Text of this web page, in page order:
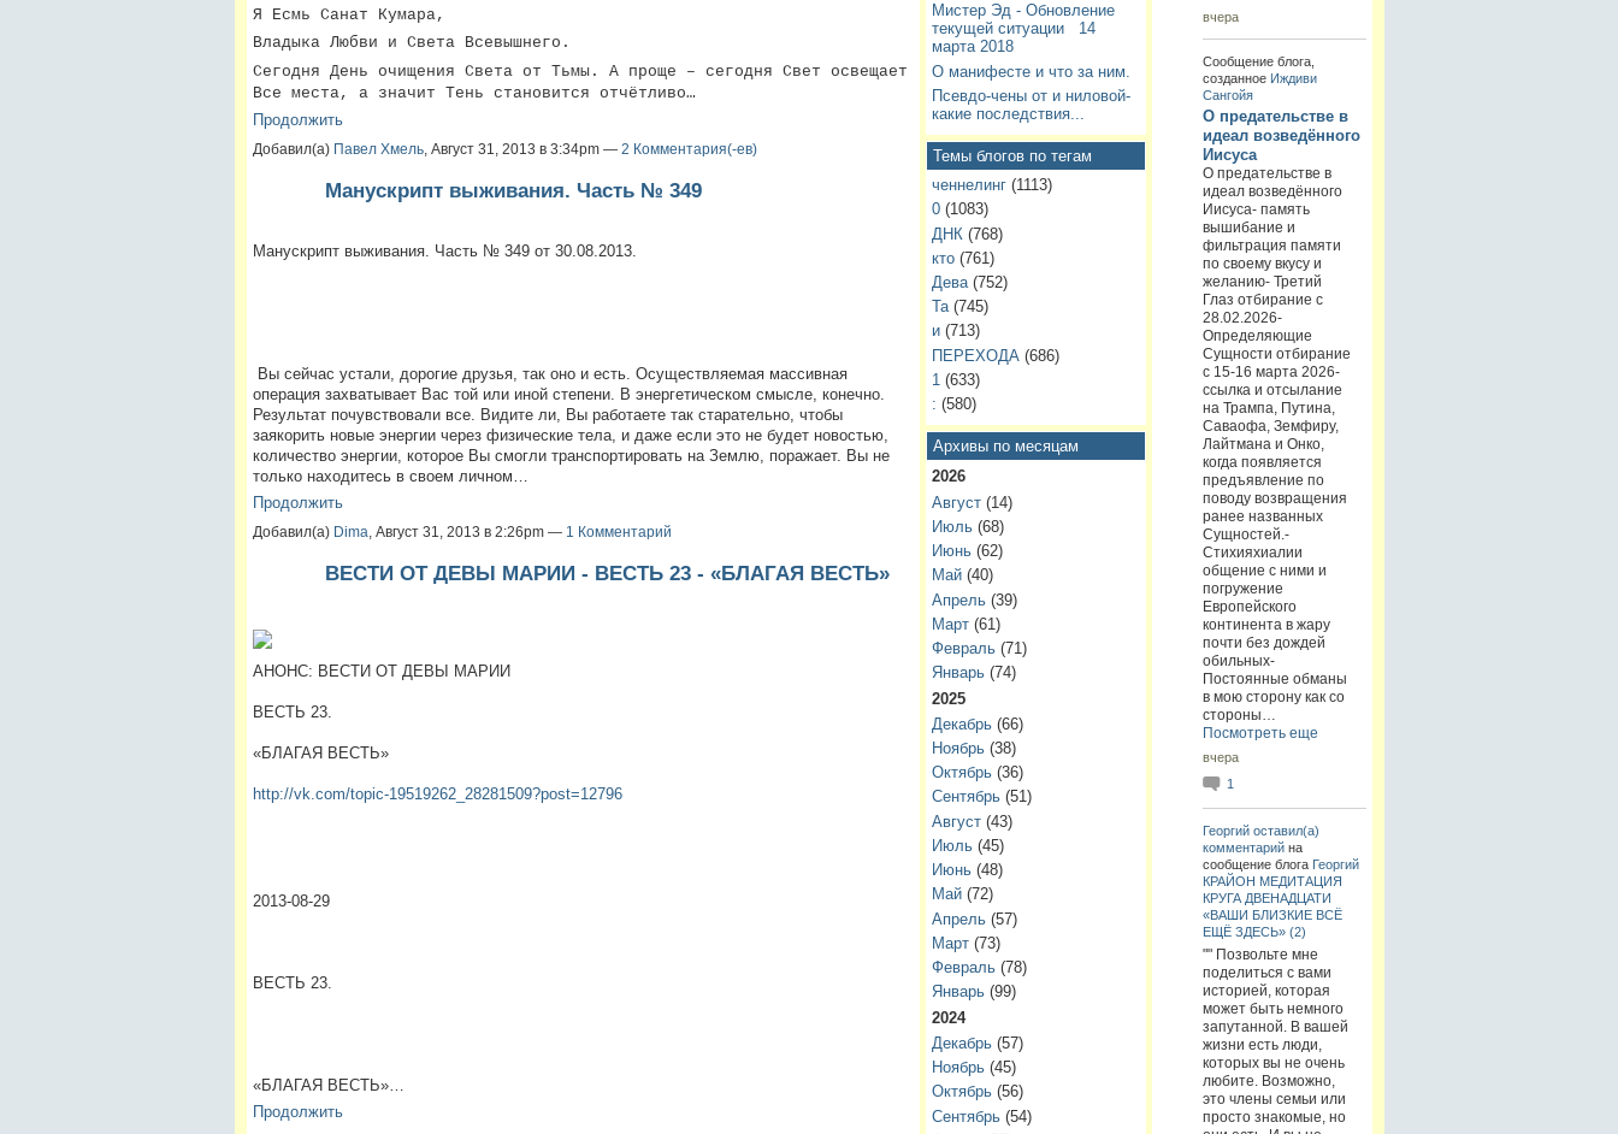
Я Есмь Санат Кумара,
Владыка Любви и Света Всевышнего.
Сегодня День очищения Света от Тьмы. А проще – сегодня Свет освещает
Все места, а значит Тень становится отчётливо…
Продолжить
Добавил(а) Павел Хмель, Август 31, 2013 в 3:34pm — 2 Комментария(-ев)
Манускрипт выживания. Часть № 349
Манускрипт выживания. Часть № 349 от 30.08.2013.
Вы сейчас устали, дорогие друзья, так оно и есть. Осуществляемая массивная
операция захватывает Вас той или иной степени. В энергетическом смысле, конечно.
Результат почувствовали все. Видите ли, Вы работаете так старательно, чтобы
заякорить новые энергии через физические тела, и даже если это не будет новостью,
количество энергии, которое Вы смогли транспортировать на Землю, поражает. Вы не
только находитесь в своем личном…
Продолжить
Добавил(а) Dima, Август 31, 2013 в 2:26pm — 1 Комментарий
ВЕСТИ ОТ ДЕВЫ МАРИИ - ВЕСТЬ 23 - «БЛАГАЯ ВЕСТЬ»
АНОНС: ВЕСТИ ОТ ДЕВЫ МАРИИ
ВЕСТЬ 23.
«БЛАГАЯ ВЕСТЬ»
http://vk.com/topic-19519262_28281509?post=12796
2013-08-29
ВЕСТЬ 23.
«БЛАГАЯ ВЕСТЬ»…
Продолжить
Мистер Эд - Обновление
текущей ситуации 14
марта 2018
О манифесте и что за ним.
Псевдо-чены от и ниловой-
какие последствия...
Темы блогов по тегам
ченнелинг(1113)
0(1083)
ДНК (768)
кто(761)
Дева(752)
Та(745)
и(713)
ПЕРЕХОДА (686)
1 (633)
: (580)
Архивы по месяцам
2026
Август(14)
Июль(68)
Июнь(62)
Май(40)
Апрель(39)
Март(61)
Февраль(71)
Январь(74)
2025
Декабрь(66)
Ноябрь(38)
Октябрь(36)
Сентябрь(51)
Август(43)
Июль(45)
Июнь(48)
Май(72)
Апрель(57)
Март(73)
Февраль(78)
Январь(99)
2024
Декабрь(57)
Ноябрь(45)
Октябрь(56)
Сентябрь(54)
вчера
Сообщение блога,
созданное Иждиви
Сангойя
О предательстве в
идеал возведённого
Иисуса
О предательстве в
идеал возведённого
Иисуса- память
вышибание и
фильтрация памяти
по своему вкусу и
желанию- Третий
Глаз отбирание с
28.02.2026-
Определяющие
Сущности отбирание
с 15-16 марта 2026-
ссылка и отсылание
на Трампа, Путина,
Саваофа, Земфиру,
Лайтмана и Онко,
когда появляется
предъявление по
поводу возвращения
ранее названных
Сущностей.-
Стихияхиалии
общение с ними и
погружение
Европейского
континента в жару
почти без дождей
обильных-
Постоянные обманы
в мою сторону как со
стороны…
Посмотреть еще
вчера
1
Георгий оставил(а)
комментарийна
сообщение блога Георгий
КРАЙОН МЕДИТАЦИЯ
КРУГА ДВЕНАДЦАТИ
«ВАШИ БЛИЗКИЕ ВСЁ
ЕЩЁ ЗДЕСЬ» (2)
"" Позвольте мне
поделиться с вами
историей, которая
может быть немного
запутанной. В вашей
жизни есть люди,
которых вы не очень
любите. Возможно,
это члены семьи или
просто знакомые, но